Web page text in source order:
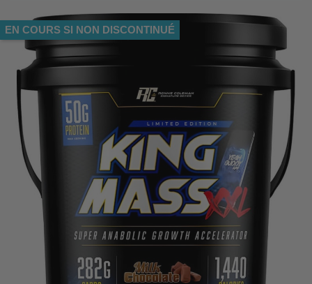
EN COURS SI NON DISCONTINUÉ